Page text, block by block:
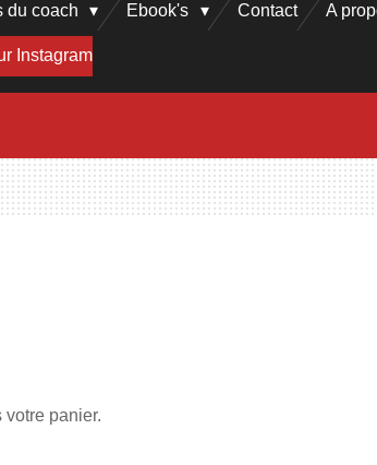
du coach Ebook's Contact A
Instagram
votre panier.